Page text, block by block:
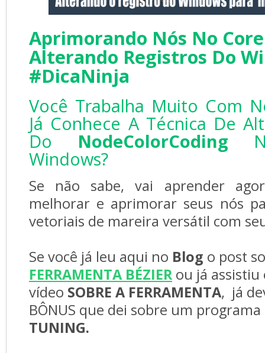
Aprimorando Nós No
Alterando Registros Do
#DicaNinja
Você Trabalha Muito Com
Já Conhece A Técnica De
Do NodeColorCoding
Windows?
Se não sabe, vai aprender
melhorar e aprimorar seus nós
vetoriais de mareira versátil com
Se você já leu aqui no Blog o post
FERRAMENTA BÉZIER ou já
vídeo SOBRE A FERRAMENTA, já
BÔNUS que dei sobre um
TUNING.